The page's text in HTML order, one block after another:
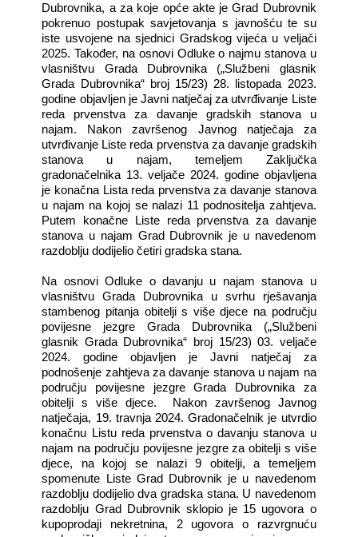
Dubrovnika, a za koje opće akte je Grad Dubrovnik
pokrenuo postupak savjetovanja s javnošću te su
iste usvojene na sjednici Gradskog vijeća u veljači
2025. Također, na osnovi Odluke o najmu stanova u
vlasništvu Grada Dubrovnika („Službeni glasnik
Grada Dubrovnika“ broj 15/23) 28. listopada 2023.
godine objavljen je Javni natječaj za utvrđivanje Liste
reda prvenstva za davanje gradskih stanova u
najam. Nakon završenog Javnog natječaja za
utvrđivanje Liste reda prvenstva za davanje gradskih
stanova u najam, temeljem Zaključka
gradonačelnika 13. veljače 2024. godine objavljena
je konačna Lista reda prvenstva za davanje stanova
u najam na kojoj se nalazi 11 podnositelja zahtjeva.
Putem konačne Liste reda prvenstva za davanje
stanova u najam Grad Dubrovnik je u navedenom
razdoblju dodijelio četiri gradska stana.
Na osnovi Odluke o davanju u najam stanova u
vlasništvu Grada Dubrovnika u svrhu rješavanja
stambenog pitanja obitelji s više djece na području
povijesne jezgre Grada Dubrovnika („Službeni
glasnik Grada Dubrovnika“ broj 15/23) 03. veljače
2024. godine objavljen je Javni natječaj za
podnošenje zahtjeva za davanje stanova u najam na
području povijesne jezgre Grada Dubrovnika za
obitelji s više djece.
Nakon završenog Javnog
natječaja, 19. travnja 2024. Gradonačelnik je utvrdio
konačnu Listu reda prvenstva o davanju stanova u
najam na području povijesne jezgre za obitelji s više
djece, na kojoj se nalazi 9 obitelji, a temeljem
spomenute Liste Grad Dubrovnik je u navedenom
razdoblju dodijelio dva gradska stana. U navedenom
razdoblju Grad Dubrovnik sklopio je 15 ugovora o
kupoprodaji nekretnina, 2 ugovora o razvrgnuću